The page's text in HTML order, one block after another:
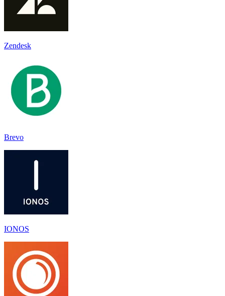
Zendesk
Brevo
IONOS